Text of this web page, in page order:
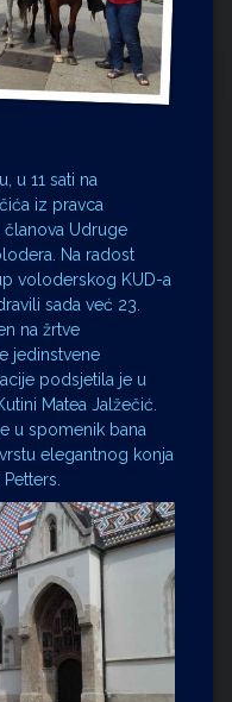
u 11 sati na
iz pravca
članova Udruge
Na radost
voloderskog KUD-a
sada već 23.
na žrtve
jedinstvene
podsjetila je u
Matea Jalžečić.
u spomenik bana
elegantnog konja